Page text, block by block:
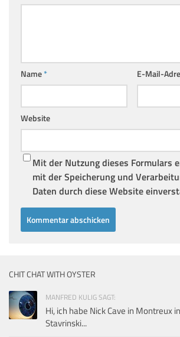
Name* E-Mail-
Website
Mit der Nutzung dieses Formulars
mit der Speicherung und
Daten durch diese Website
CHIT CHAT WITH OYSTER
MANFRED KULIG SAGT:
Hi, ich habe Nick Cave in Montreux
Stavrinski...